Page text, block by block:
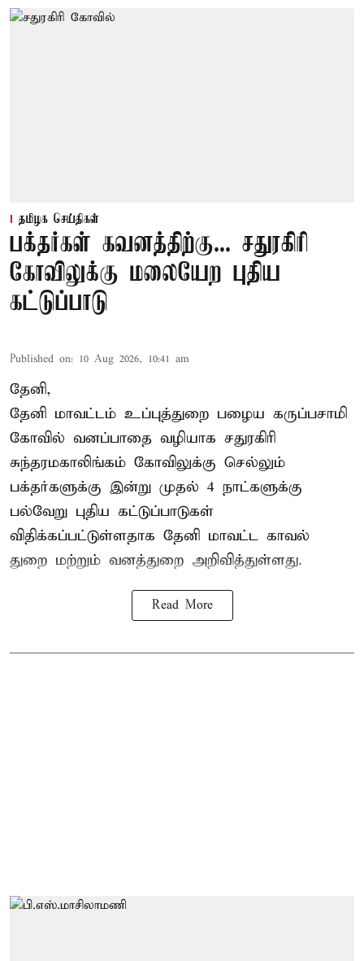
தமிழக செய்திகள்
பக்தர்கள் கவனத்திற்கு... சதுரகிரி
கோவிலுக்கு மலையேற புதிய
கட்டுப்பாடு
Published on: 10 Aug 2026, 10:41 am
தேனி,
தேனி மாவட்டம் உப்புத்துறை பழைய கருப்பசாமி
கோவில் வனப்பாதை வழியாக சதுரகிரி
சுந்தரமகாலிங்கம் கோவிலுக்கு செல்லும்
பக்தர்களுக்கு இன்று முதல் 4 நாட்களுக்கு
பல்வேறு புதிய கட்டுப்பாடுகள்
விதிக்கப்பட்டுள்ளதாக தேனி மாவட்ட காவல்
துறை மற்றும் வனத்துறை அறிவித்துள்ளது.
Read More